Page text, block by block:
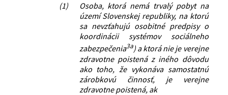
(1)
Osoba, ktorá nemá trvalý pobyt na
území Slovenskej republiky, na ktorú
sa nevzťahujú osobitné predpisy o
koordinácii systémov sociálneho
zabezpečenia3a) a ktorá nie je verejne
zdravotne poistená z iného dôvodu
ako toho, že vykonáva samostatnú
zárobkovú činnosť, je verejne
zdravotne poistená, ak